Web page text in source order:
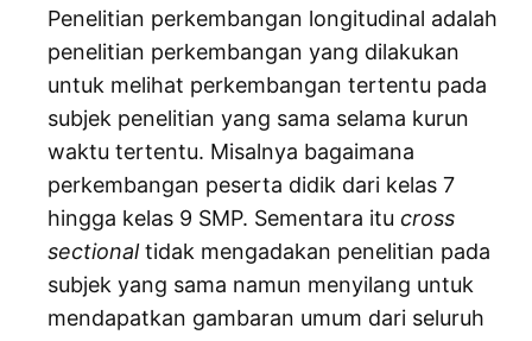
Penelitian perkembangan longitudinal adalah
penelitian perkembangan yang dilakukan
untuk melihat perkembangan tertentu pada
subjek penelitian yang sama selama kurun
waktu tertentu. Misalnya bagaimana
perkembangan peserta didik dari kelas 7
hingga kelas 9 SMP. Sementara itucross
sectionaltidak mengadakan penelitian pada
subjek yang sama namun menyilang untuk
mendapatkan gambaran umum dari seluruh